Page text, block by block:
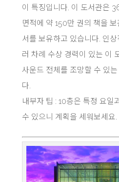
이 특징입니다. 이 도서관은
면적에 약 150만 권의 책을
서를 보유하고 있습니다. 인
러 차례 수상 경력이 있는 이
사운드 전체를 조망할 수 있
다.
내부자 팁 : 10층은 특정 요일
수 있으니 계획을 세워보세요.